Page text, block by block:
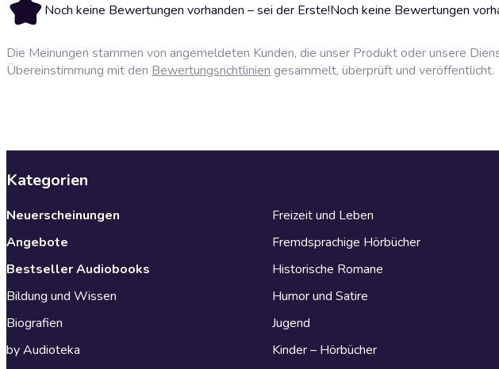
Noch keine Bewertungen vorhanden – sei der Erste!Noch keine Bewertungen
Die Meinungen stammen von angemeldeten Kunden, die unser Produkt oder unsere
Übereinstimmung mit den Bewertungsrichtlinien gesammelt, überprüft und veröffentlicht.
Kategorien
Neuerscheinungen
Angebote
Bestseller Audiobooks
Bildung und Wissen
Biografien
by Audioteka
Freizeit und Leben
Fremdsprachige Hörbücher
Historische Romane
Humor und Satire
Jugend
Kinder – Hörbücher